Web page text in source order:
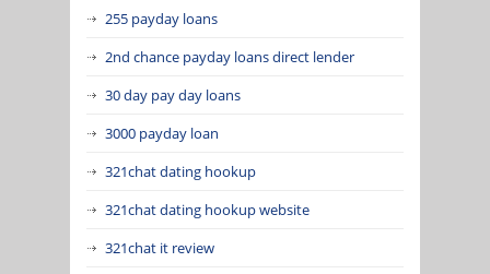
255 payday loans
2nd chance payday loans direct lender
30 day pay day loans
3000 payday loan
321chat dating hookup
321chat dating hookup website
321chat it review